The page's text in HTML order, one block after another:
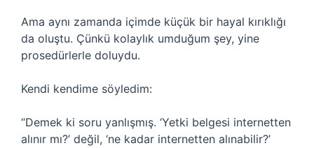
Ama aynı zamanda içimde küçük bir hayal kırıklığı
da oluştu. Çünkü kolaylık umduğum şey, yine
prosedürlerle doluydu.
Kendi kendime söyledim:
“Demek ki soru yanlışmış. ‘Yetki belgesi internetten
alınır mı?’ değil, ‘ne kadar internetten alınabilir?’